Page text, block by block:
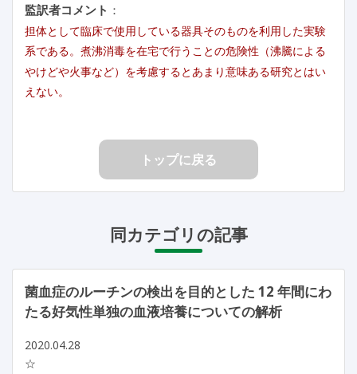
監訳者コメント ：
担体として臨床で使用している器具そのものを利用した実験
系である。煮沸消毒を在宅で行うことの危険性（沸騰による
やけどや火事など）を考慮するとあまり意味ある研究とはい
えない。
トップに戻る
同カテゴリの記事
菌血症のルーチンの検出を目的とした 12 年間にわ
たる好気性単独の血液培養についての解析
2020.04.28
☆